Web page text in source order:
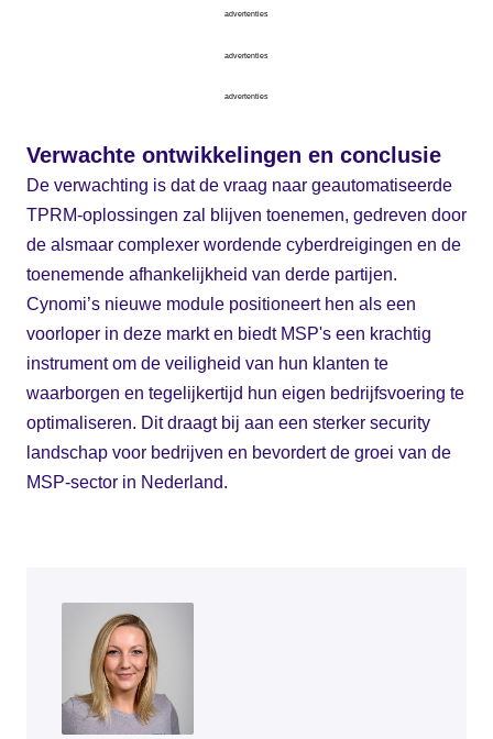
advertenties
advertenties
advertenties
Verwachte ontwikkelingen en conclusie
De verwachting is dat de vraag naar geautomatiseerde
TPRM-oplossingen zal blijven toenemen, gedreven door
de alsmaar complexer wordende cyberdreigingen en de
toenemende afhankelijkheid van derde partijen.
Cynomi’s nieuwe module positioneert hen als een
voorloper in deze markt en biedt MSP's een krachtig
instrument om de veiligheid van hun klanten te
waarborgen en tegelijkertijd hun eigen bedrijfsvoering te
optimaliseren. Dit draagt bij aan een sterker security
landschap voor bedrijven en bevordert de groei van de
MSP-sector in Nederland.